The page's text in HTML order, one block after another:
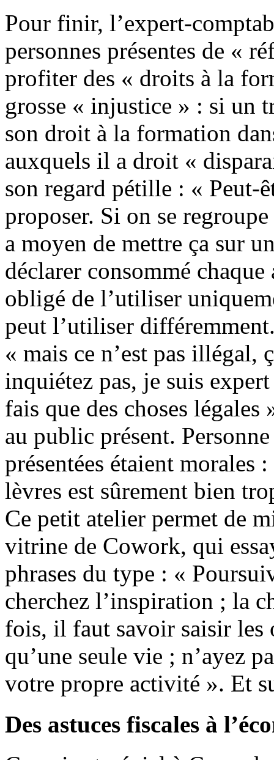
Pour finir, l’expert-
personnes présentes de «
profiter des « droits à la
grosse « injustice » : si un
son droit à la formation
auxquels il a droit «
son regard pétille : « Peut-
proposer. Si on se
a moyen de mettre ça sur
déclarer consommé chaque
obligé de l’utiliser
peut l’utiliser
« mais ce n’est pas illégal,
inquiétez pas, je suis
fais que des choses
au public présent.
présentées étaient morales
lèvres est sûrement bien
Ce petit atelier permet de
vitrine de Cowork, qui
phrases du type : «
cherchez l’inspiration ; la
fois, il faut savoir saisir les
qu’une seule vie ; n’ayez
votre propre activité ». Et
Des astuces fiscales à